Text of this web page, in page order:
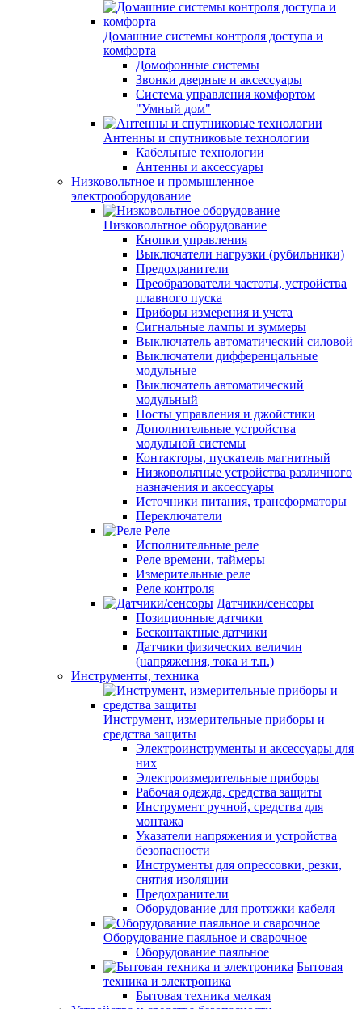
Домашние системы контроля доступа и
комфорта
Домофонные системы
Звонки дверные и аксессуары
Система управления комфортом
"Умный дом"
Антенны и спутниковые технологии
Кабельные технологии
Антенны и аксессуары
Низковольтное и промышленное
электрооборудование
Низковольтное оборудование
Кнопки управления
Выключатели нагрузки (рубильники)
Предохранители
Преобразователи частоты, устройства
плавного пуска
Приборы измерения и учета
Сигнальные лампы и зуммеры
Выключатель автоматический силовой
Выключатели дифференцальные
модульные
Выключатель автоматический
модульный
Посты управления и джойстики
Дополнительные устройства
модульной системы
Контакторы, пускатель магнитный
Низковольтные устройства различного
назначения и аксессуары
Источники питания, трансформаторы
Переключатели
Реле
Исполнительные реле
Реле времени, таймеры
Измерительные реле
Реле контроля
Датчики/сенсоры
Позиционные датчики
Бесконтактные датчики
Датчики физических величин
(напряжения, тока и т.п.)
Инструменты, техника
Инструмент, измерительные приборы и
средства защиты
Электроинструменты и аксессуары для
них
Электроизмерительные приборы
Рабочая одежда, средства защиты
Инструмент ручной, средства для
монтажа
Указатели напряжения и устройства
безопасности
Инструменты для опрессовки, резки,
снятия изоляции
Предохранители
Оборудование для протяжки кабеля
Оборудование паяльное и сварочное
Оборудование паяльное
Бытовая
техника и электроника
Бытовая техника мелкая